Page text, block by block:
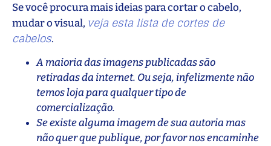
Se você procura mais ideias para cortar o cabelo,
mudar o visual, veja esta lista de cortes de
cabelos.
A maioria das imagens publicadas são
retiradas da internet. Ou seja, infelizmente não
temos loja para qualquer tipo de
comercialização.
Se existe alguma imagem de sua autoria mas
não quer que publique, por favor nos encaminhe